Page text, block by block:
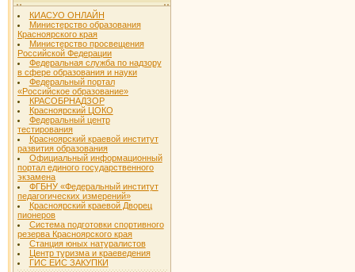
КИАСУО ОНЛАЙН
Министерство образования
Красноярского края
Министерство просвещения
Российской Федерации
Федеральная служба по надзору
в сфере образования и науки
Федеральный портал
«Российское образование»
КРАСОБРНАДЗОР
Красноярский ЦОКО
Федеральный центр
тестирования
Красноярский краевой институт
развития образования
Официальный информационный
портал единого государственного
экзамена
ФГБНУ «Федеральный институт
педагогических измерений»
Красноярский краевой Дворец
пионеров
Система подготовки спортивного
резерва Красноярского края
Станция юных натуралистов
Центр туризма и краеведения
ГИС ЕИС ЗАКУПКИ